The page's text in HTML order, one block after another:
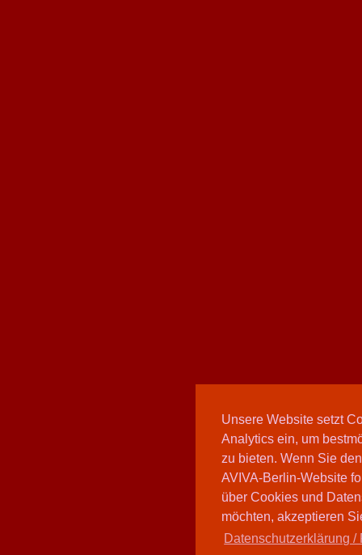
Unsere Website setzt
Analytics ein, um
zu bieten. Wenn Sie
AVIVA-Berlin-Website
über Cookies und
möchten, akzeptieren
Datenschutzerklärung /